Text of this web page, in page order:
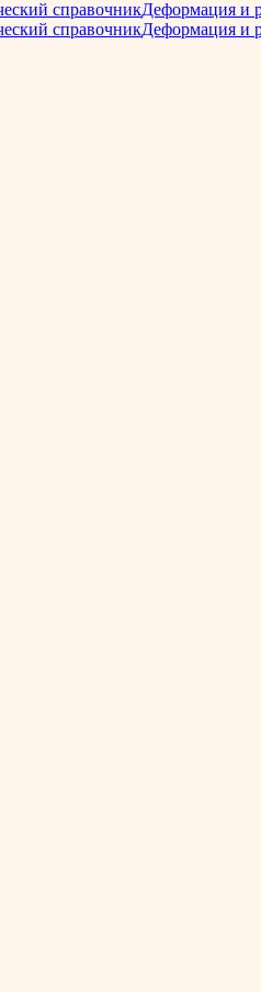
справочникДеформация и
справочникДеформация и